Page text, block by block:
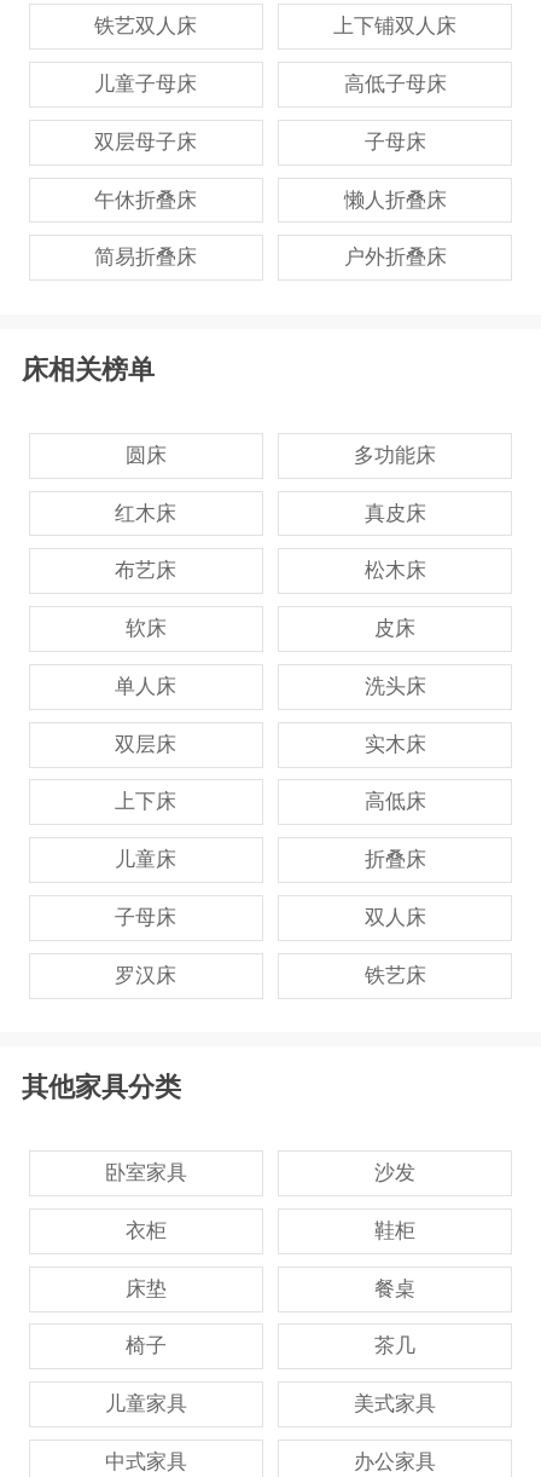
铁艺双人床 上下铺双人床
儿童子母床 高低子母床
双层母子床 子母床
午休折叠床 懒人折叠床
简易折叠床 户外折叠床
床相关榜单
圆床 多功能床
红木床 真皮床
布艺床 松木床
软床 皮床
单人床 洗头床
双层床 实木床
上下床 高低床
儿童床 折叠床
子母床 双人床
罗汉床 铁艺床
其他家具分类
卧室家具 沙发
衣柜 鞋柜
床垫 餐桌
椅子 茶几
儿童家具 美式家具
中式家具 办公家具